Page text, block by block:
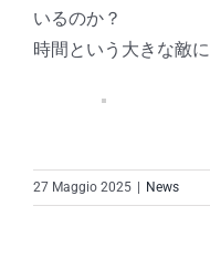
いるのか？
時間という大きな敵
27 Maggio 2025 News